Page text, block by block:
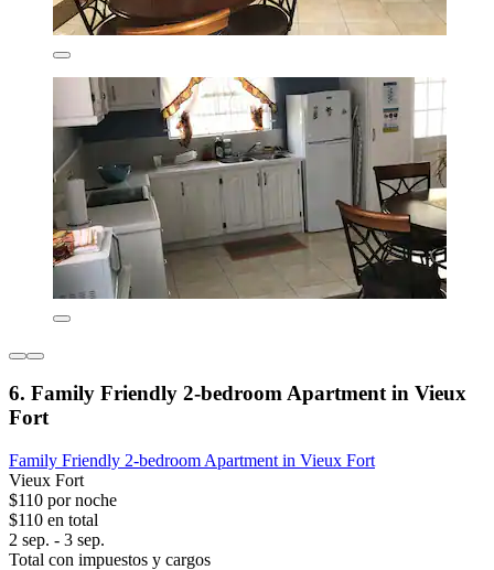
6. Family Friendly 2-bedroom Apartment in Vieux
Fort
Family Friendly 2-bedroom Apartment in Vieux Fort
Vieux Fort
$110 por noche
$110 en total
2 sep. - 3 sep.
Total con impuestos y cargos